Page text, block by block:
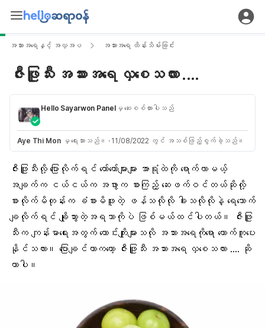
အသားအရေနှင့် အလှအပ အသားအရေ ထိန်းသိမ်းခြင်း
ဇီးဖြူသီး အသားအရေ လှစေသလား ....
Hello Sayarwon Panelမှ ဆေးစစ်ထားပါသည်
Aye Thi Monမှ ရေးသားသည်။ · 11/08/2022 တွင် အသစ်ဖြည့်စွက်ခဲ့သည်။
ဇီးဖြူသီးလို့ ပြောလိုက်ရင် တော်တော်များများ အာရုံထဲကို ရောက်လာမယ့်
အချက်က ငယ်ငယ်က အဖွားက စားကြည့် ဆေးဖက်ဝင်တယ်ဆိုလို့
စားလိုက်မိတုန်းက ခံစားမိဖူးတဲ့ ဖန်သလိုလို ခါးသလိုလိုနဲ့ ရေသောက်
ချလိုက်ရင် ချိုသွားတဲ့အရသာကိုပဲ ဖြစ်မယ်ထင်ပါတယ်။ ဇီးဖြူ
သီးက ကျန်းမာရေ းအတွက် ကောင်းကျိုးများသလို အသားအရေကိုရော ထောက်ကူပေး
နိုင်သလား။ ပြောချင်တာကတော့ ဇီးဖြူသီး အသားအရေ လှစေသလား …. ဆို
တာပါ။